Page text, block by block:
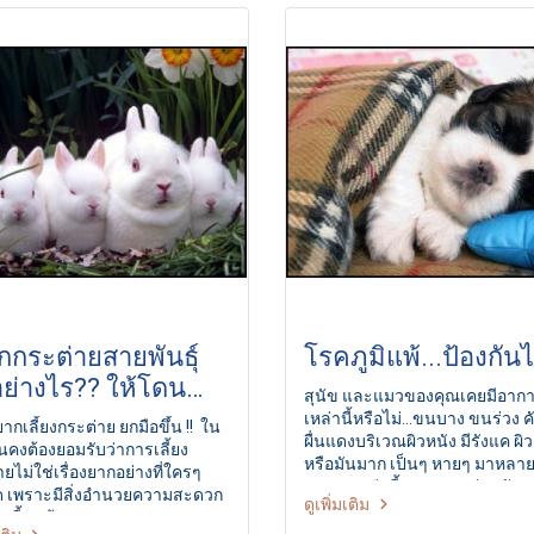
บ้านหลังใหม่ที่แสนอบอุ่นและ
ทร์ จังหวัดนครราชสีมา
ขึ้น และที่สำคัญเพื่อช่วยกันทำใ
ภายในปี ๒๕๖๓
กระต่ายสายพันธุ์
ไร?? ให้โดน
แต่ไม่โดนหลอก!!
กเลี้ยงกระต่าย ยกมือขึ้น !! ใน
งต้องยอมรับว่าการเลี้ยง
ไม่ใช่เรื่องยากอย่างที่ใครๆ
เพราะมีสิ่งอำนวยความสะดวก
ลี้ยงเจ้าขนปุยมากมาย ครบ
โรคภูมิแพ้...ป้องกัน
สุนัข และแมวของคุณเคยมีอาก
เหล่านี้หรือไม่...ขนบาง ขนร่วง
ผื่นแดงบริเวณผิวหนัง มีรังแค ผิ
หรือมันมาก เป็นๆ หายๆ มาหลา
อาการเหล่านี้อาจแสดงว่าสุนัข
คุณประสบปัญหา “ภูมิแพ้” more
ดูเพิ่มเติม